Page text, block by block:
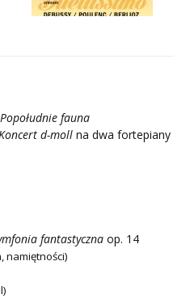
Popołudnie fauna
d-moll na dwa fortepiany
fantastyczna op. 14
namiętności)